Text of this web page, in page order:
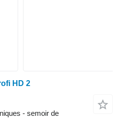
HD 2
- semoir de